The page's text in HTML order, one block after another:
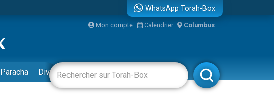
WhatsApp Torah-Box
Mon compte Calendrier Columbus
Paracha Divertissements Livres Rabbanim